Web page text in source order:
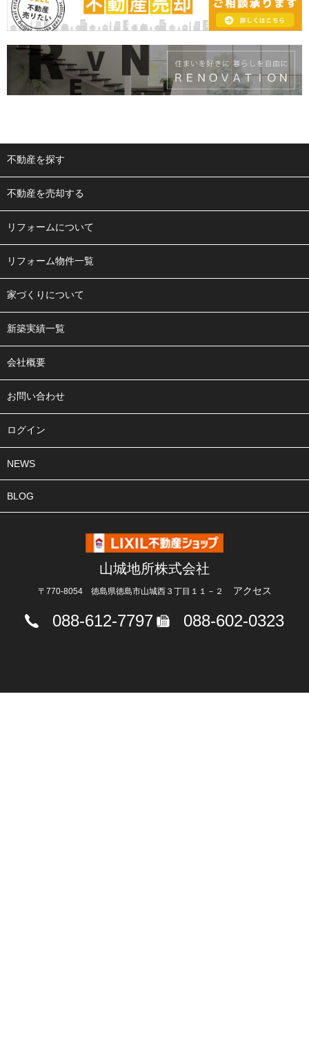
不動産を探す
不動産を売却する
リフォームについて
リフォーム物件一覧
家づくりについて
新築実績一覧
会社概要
お問い合わせ
ログイン
NEWS
BLOG
山城地所株式会社
〒770-8054 徳島県徳島市山城西３丁目１１－２ アクセス
088-612-7797 088-602-0323